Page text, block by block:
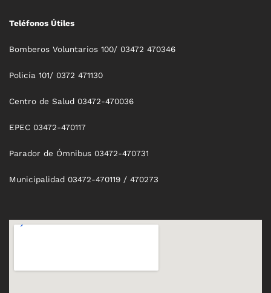
Teléfonos Útiles
Bomberos Voluntarios 100/ 03472 470346
Policía 101/ 0372 471130
Centro de Salud 03472-470036
EPEC 03472-470117
Parador de Ómnibus 03472-470731
Municipalidad 03472-470119 / 470273